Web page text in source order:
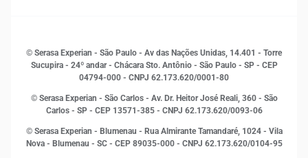
Inovação e Tecnologia
Leis e impostos
Marketing
Open Finance
Proteção de Dados
© Serasa Experian - São Paulo - Av das Nações Unidas, 14.401 - Torre
Sucupira - 24º andar - Chácara Sto. Antônio - São Paulo - SP - CEP
04794-000 - CNPJ 62.173.620/0001-80
© Serasa Experian - São Carlos - Av. Dr. Heitor José Reali, 360 - São
Carlos - SP - CEP 13571-385 - CNPJ 62.173.620/0093-06
© Serasa Experian - Blumenau - Rua Almirante Tamandaré, 1024 - Vila
Nova - Blumenau - SC - CEP 89035-000 - CNPJ 62.173.620/0104-95